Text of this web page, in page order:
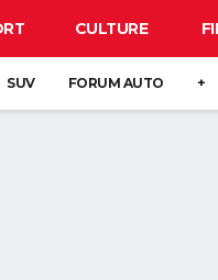
CULTURE
SUV FORUM AUTO +